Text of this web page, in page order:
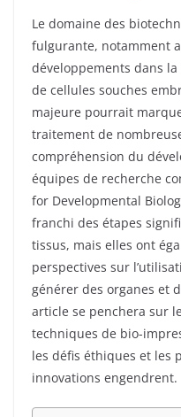
Le domaine des
fulgurante, notamment
développements dans
de cellules souches
majeure pourrait
traitement de
compréhension du
équipes de recherche
for Developmental
franchi des étapes
tissus, mais elles ont
perspectives sur
générer des organes et
article se penchera sur
techniques de bio-
les défis éthiques et les
innovations engendrent.